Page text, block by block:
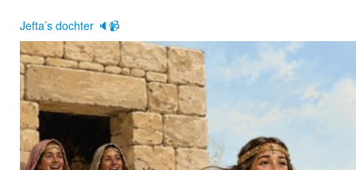
Jefta’s dochter 🔈📹